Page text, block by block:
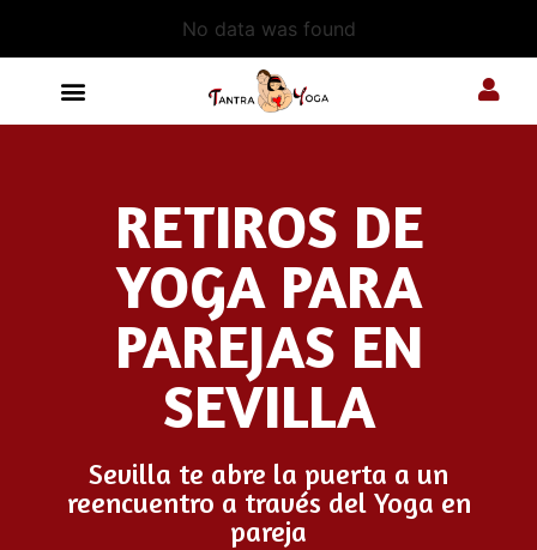
No data was found
RETIROS DE
YOGA PARA
PAREJAS EN
SEVILLA
Sevilla te abre la puerta a un
reencuentro a través del Yoga en
pareja